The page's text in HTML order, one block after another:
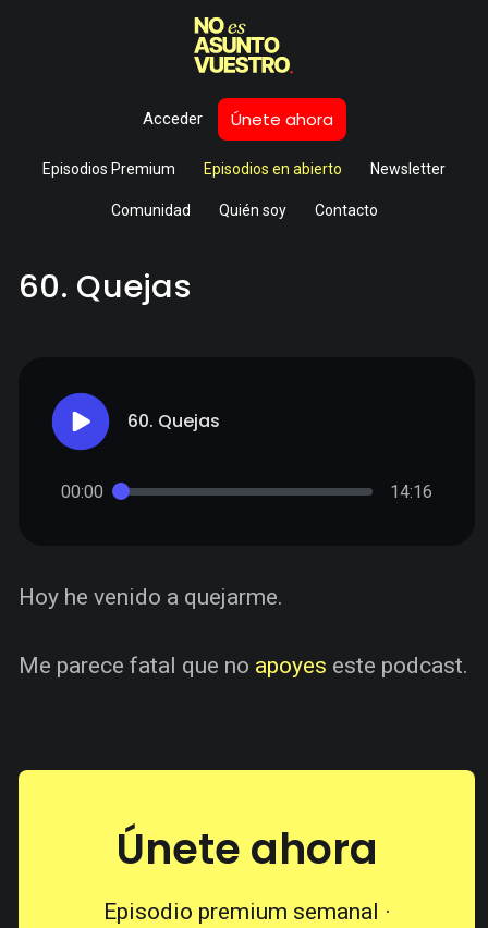
Acceder Únete ahora
Episodios Premium Episodios en abierto Newsletter
Comunidad Quién soy Contacto
60. Quejas
60. Quejas
00:00 14:16
Hoy he venido a quejarme.
Me parece fatal que no apoyes este podcast.
Únete ahora
Episodio premium semanal ·